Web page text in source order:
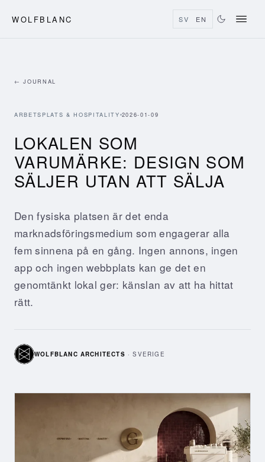
WOLFBLANC SV EN
← JOURNAL
ARBETSPLATS & HOSPITALITY 2026-01-09
LOKALEN SOM
VARUMÄRKE: DESIGN SOM
SÄLJER UTAN ATT SÄLJA
Den fysiska platsen är det enda
marknadsföringsmedium som engagerar alla
fem sinnena på en gång. Ingen annons, ingen
app och ingen webbplats kan ge det en
genomtänkt lokal ger: känslan av att ha hittat
rätt.
WOLFBLANC ARCHITECTS ·SVERIGE